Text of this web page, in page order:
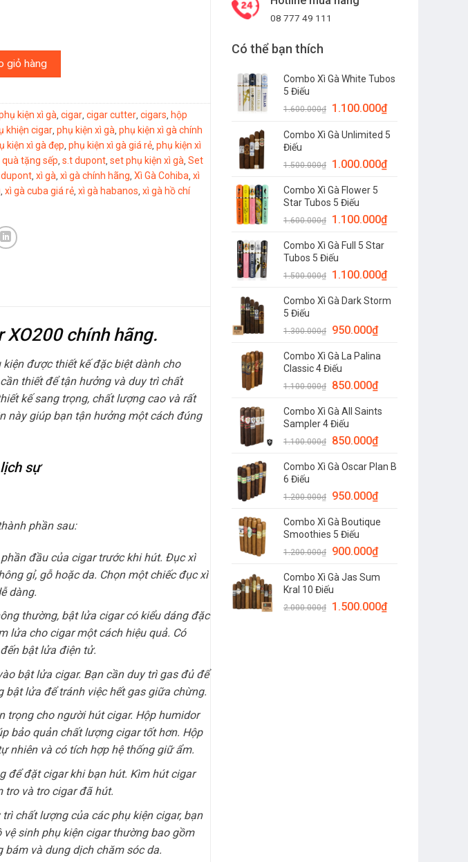
08 777 49 111
Có thể bạn thích
Combo Xì Gà White Tubos
5 Điếu
1.600.000₫ 1.100.000₫
Combo Xì Gà Unlimited 5
Điếu
1.500.000₫ 1.000.000₫
Combo Xì Gà Flower 5
Star Tubos 5 Điếu
1.600.000₫ 1.100.000₫
Combo Xì Gà Full 5 Star
Tubos 5 Điếu
1.500.000₫ 1.100.000₫
Combo Xì Gà Dark Storm
5 Điếu
1.300.000₫ 950.000₫
Combo Xì Gà La Palina
Classic 4 Điếu
1.100.000₫ 850.000₫
Combo Xì Gà All Saints
Sampler 4 Điếu
1.100.000₫ 850.000₫
Combo Xì Gà Oscar Plan B
6 Điếu
1.200.000₫ 950.000₫
Combo Xì Gà Boutique
Smoothies 5 Điếu
1.200.000₫ 900.000₫
Combo Xì Gà Jas Sum
Kral 10 Điếu
2.000.000₫ 1.500.000₫
giỏ hàng
kiện xì gà, cigar, cigar cutter, cigars, hộp
khiện cigar, phụ kiện xì gà, phụ kiện xì gà chính
kiện xì gà đẹp, phụ kiện xì gà giá rẻ, phụ kiện xì
quà tặng sếp, s.t dupont, set phụ kiện xì gà, Set
, xì gà, xì gà chính hãng, Xì Gà Cohiba, xì
, xì gà cuba giá rẻ, xì gà habanos, xì gà hồ chí
XO200 chính hãng.
được thiết kế đặc biệt dành cho
thiết để tận hưởng và duy trì chất
kế sang trọng, chất lượng cao và rất
này giúp bạn tận hưởng một cách đúng
sự
phần sau:
đầu của cigar trước khi hút. Đục xì
gỉ, gỗ hoặc da. Chọn một chiếc đục xì
dàng.
thường, bật lửa cigar có kiểu dáng đặc
lửa cho cigar một cách hiệu quả. Có
bật lửa điện tử.
bật lửa cigar. Bạn cần duy trì gas đủ để
lửa để tránh việc hết gas giữa chừng.
cho người hút cigar. Hộp humidor
bảo quản chất lượng cigar tốt hơn. Hộp
nhiên và có tích hợp hệ thống giữ ẩm.
để đặt cigar khi bạn hút. Kìm hút cigar
tro và tro cigar đã hút.
chất lượng của các phụ kiện cigar, bạn
sinh phụ kiện cigar thường bao gồm
và dung dịch chăm sóc da.